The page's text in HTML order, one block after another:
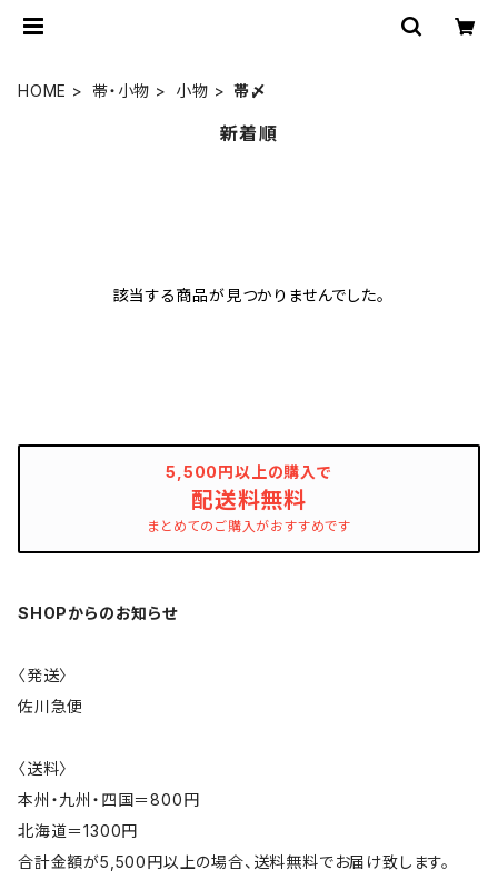
HOME 帯・小物 小物 帯〆
新着順
該当する商品が見つかりませんでした。
5,500円以上の購入で
配送料無料
まとめてのご購入がおすすめです
SHOPからのお知らせ
〈発送〉
佐川急便
〈送料〉
本州・九州・四国＝800円
北海道＝1300円
合計金額が5,500円以上の場合、送料無料でお届け致します。